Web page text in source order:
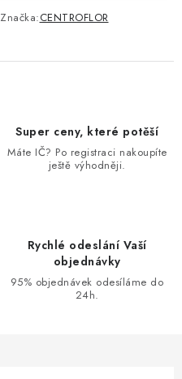
Značka:CENTROFLOR
Super ceny, které potěší
Máte IČ? Po registraci nakoupíte
ještě výhodněji.
Rychlé odeslání Vaší
objednávky
95% objednávek odesíláme do
24h.